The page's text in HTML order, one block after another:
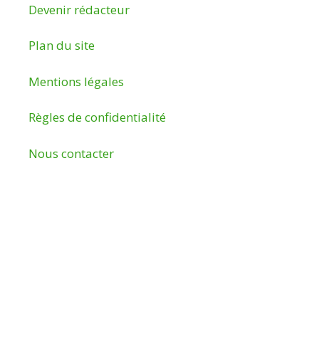
Devenir rédacteur
Plan du site
Mentions légales
Règles de confidentialité
Nous contacter